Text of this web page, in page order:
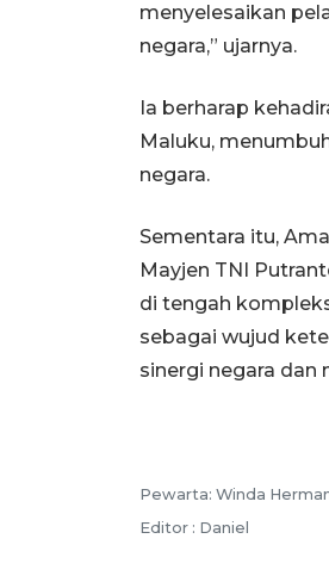
menyelesaikan
negara,” ujarnya.
Ia berharap
Maluku,
negara.
Sementara itu,
Mayjen TNI
di tengah
sebagai wujud
sinergi negara dan
Pewarta: Winda
Editor : Daniel